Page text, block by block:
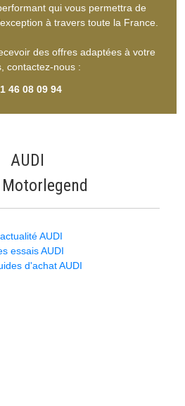
qui vous permettra de
à travers toute la France.
des offres adaptées à votre
contactez-nous :
46 08 09 94
AUDI
AUDI
essais AUDI
d'achat AUDI